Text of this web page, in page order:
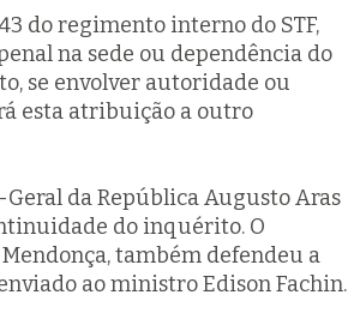
do regimento interno do STF,
na sede ou dependência do
se envolver autoridade ou
esta atribuição a outro
da República Augusto Aras
do inquérito. O
também defendeu a
ao ministro Edison Fachin.